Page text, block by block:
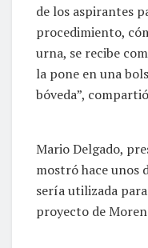
de los aspirantes
procedimiento,
urna, se recibe
la pone en una
bóveda”,
Mario Delgado,
mostró hace unos
sería utilizada
proyecto de